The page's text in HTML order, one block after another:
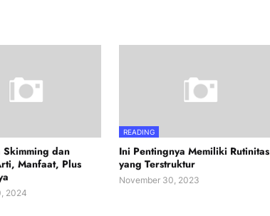
Skimming dan
Manfaat, Plus
2024
READING
Ini Pentingnya Memiliki Rutinitas
yang Terstruktur
November 30, 2023